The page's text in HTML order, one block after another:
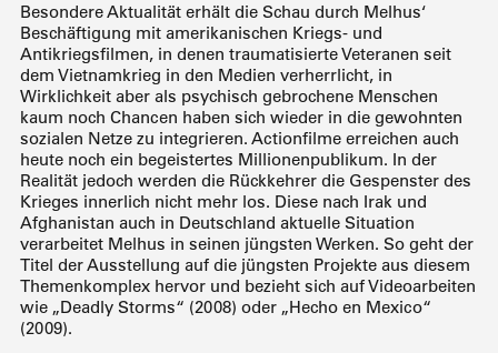
Besondere Aktualität erhält die Schau durch Melhus‘
Beschäftigung mit amerikanischen Kriegs- und
Antikriegsfilmen, in denen traumatisierte Veteranen seit
dem Vietnamkrieg in den Medien verherrlicht, in
Wirklichkeit aber als psychisch gebrochene Menschen
kaum noch Chancen haben sich wieder in die gewohnten
sozialen Netze zu integrieren. Actionfilme erreichen auch
heute noch ein begeistertes Millionenpublikum. In der
Realität jedoch werden die Rückkehrer die Gespenster des
Krieges innerlich nicht mehr los. Diese nach Irak und
Afghanistan auch in Deutschland aktuelle Situation
verarbeitet Melhus in seinen jüngsten Werken. So geht der
Titel der Ausstellung auf die jüngsten Projekte aus diesem
Themenkomplex hervor und bezieht sich auf Videoarbeiten
wie „Deadly Storms“ (2008) oder „Hecho en Mexico“
(2009).